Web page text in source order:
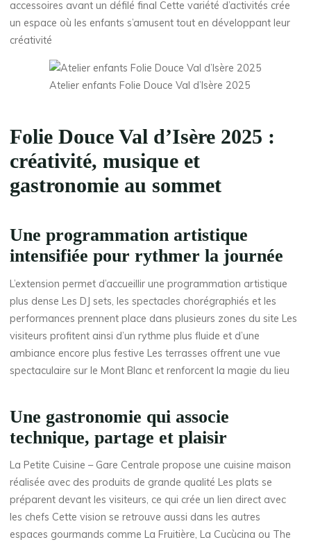
accessoires avant un défilé final Cette variété d’activités crée
un espace où les enfants s’amusent tout en développant leur
créativité
Atelier enfants Folie Douce Val d’Isère 2025
Folie Douce Val d’Isère 2025 :
créativité, musique et
gastronomie au sommet
Une programmation artistique
intensifiée pour rythmer la journée
L’extension permet d’accueillir une programmation artistique
plus dense Les DJ sets, les spectacles chorégraphiés et les
performances prennent place dans plusieurs zones du site Les
visiteurs profitent ainsi d’un rythme plus fluide et d’une
ambiance encore plus festive Les terrasses offrent une vue
spectaculaire sur le Mont Blanc et renforcent la magie du lieu
Une gastronomie qui associe
technique, partage et plaisir
La Petite Cuisine – Gare Centrale propose une cuisine maison
réalisée avec des produits de grande qualité Les plats se
préparent devant les visiteurs, ce qui crée un lien direct avec
les chefs Cette vision se retrouve aussi dans les autres
espaces gourmands comme La Fruitière, La Cucùcina ou The